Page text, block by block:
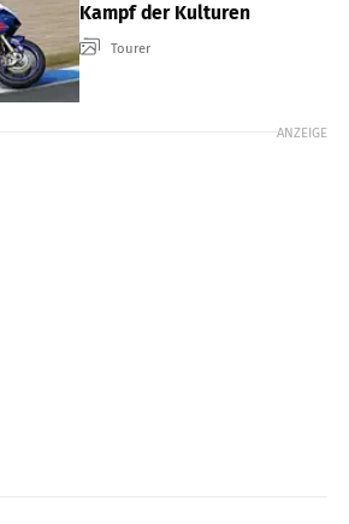
Kampf der Kulturen
Tourer
ANZEIGE